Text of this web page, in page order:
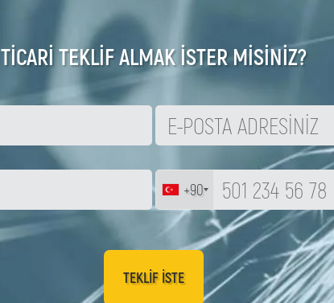
TİCARİ TEKLİF ALMAK İSTER MİSİNİZ?
+90
TEKLIF ISTE